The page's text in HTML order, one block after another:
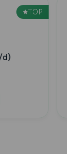
TOP
d)